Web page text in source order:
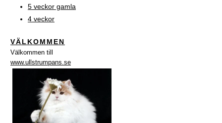
5 veckor gamla
4 veckor
VÄLKOMMEN
Välkommen till
www.ullstrumpans.se